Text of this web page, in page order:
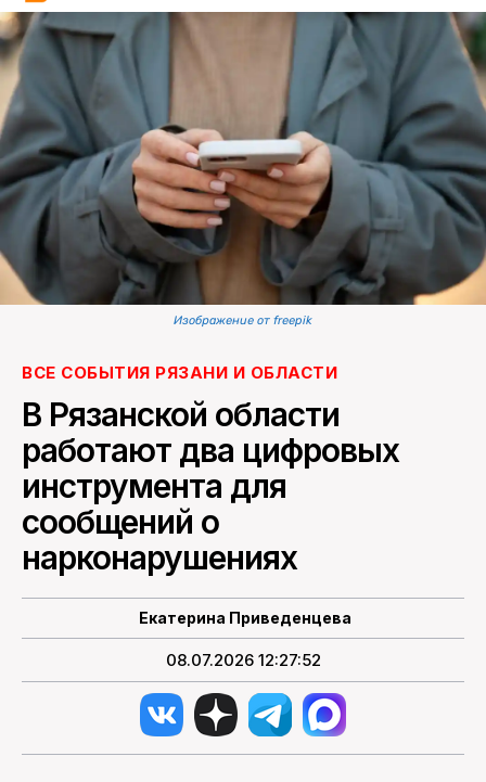
Новости мира
Все материалы 7инфо
О НАС
ПОИСК ПО САЙТУ
Изображение от freepik
ВСЕ СОБЫТИЯ РЯЗАНИ И ОБЛАСТИ
В Рязанской области
работают два цифровых
инструмента для
сообщений о
нарконарушениях
Екатерина Приведенцева
08.07.2026 12:27:52